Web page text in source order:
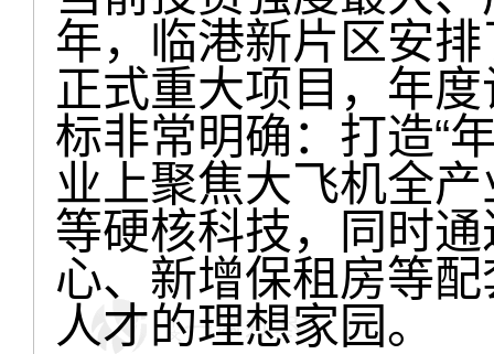
年，临港新片区安
正式重大项目，年
标非常明确：打造“
业上聚焦大飞机全
等硬核科技，同时
心、新增保租房等
人才的理想家园。